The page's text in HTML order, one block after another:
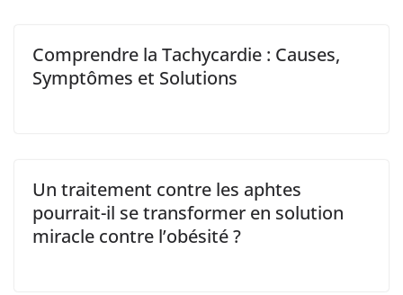
Comprendre la Tachycardie : Causes,
Symptômes et Solutions
Un traitement contre les aphtes
pourrait-il se transformer en solution
miracle contre l’obésité ?